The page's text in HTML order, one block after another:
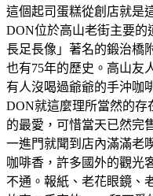
這個起司蛋糕從創店就是
DON位於高山老街主要的
長足長像」著名的鍛治橋
也有75年的歷史。高山友
有人沒喝過爺爺的手沖咖
DON就這麼理所當然的存
的最愛，可惜當天已然完
一進門就聞到店內滿滿老
咖啡香，許多國外的觀光
不通。報紙、老花眼鏡、